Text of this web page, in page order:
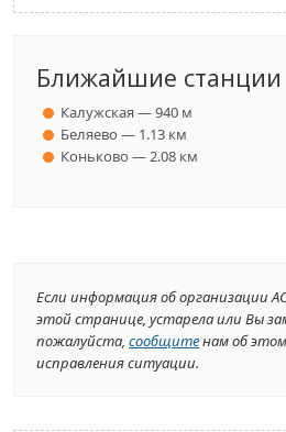
Ближайшие
Калужская — 940 м
Беляево — 1.13 км
Коньково — 2.08 км
Если информация об организации
этой странице, устарела или Вы
пожалуйста, сообщитенам об
исправления ситуации.